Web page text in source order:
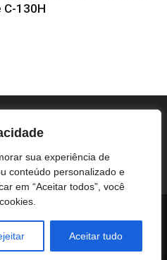
sua experiência de
conteúdo personalizado e
em “Aceitar todos”, você
Aceitar tudo
C-130H
redacao@botucatuonline.com